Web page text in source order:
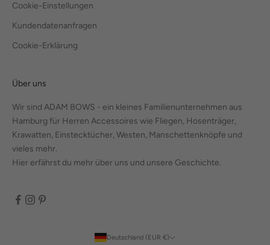
Cookie-Einstellungen
Kundendatenanfragen
Cookie-Erklärung
Über uns
Wir sind ADAM BOWS - ein kleines Familienunternehmen aus
Hamburg für Herren Accessoires wie Fliegen, Hosenträger,
Krawatten, Einstecktücher, Westen, Manschettenknöpfe und
vieles mehr.
Hier erfährst du mehr über uns und unsere Geschichte.
Deutschland (EUR €)